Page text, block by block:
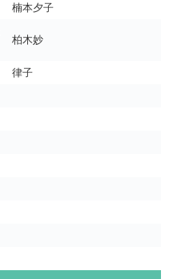
楠本夕子
柏木妙
律子